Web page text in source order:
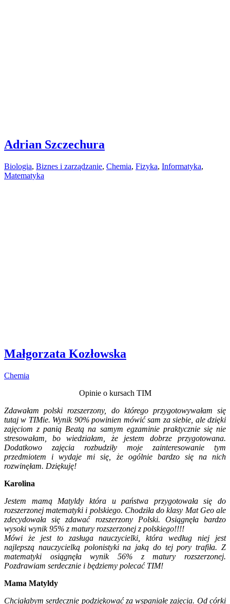
Adrian Szczechura
Biologia, Biznes i zarządzanie, Chemia, Fizyka, Informatyka,
Matematyka
Małgorzata Kozłowska
Chemia
Opinie o kursach TIM
Zdawałam polski rozszerzony, do którego przygotowywałam się
tutaj w TIMie. Wynik 90% powinien mówić sam za siebie, ale dzięki
zajęciom z panią Beatą na samym egzaminie praktycznie się nie
stresowałam, bo wiedziałam, że jestem dobrze przygotowana.
Dodatkowo zajęcia rozbudziły moje zainteresowanie tym
przedmiotem i wydaje mi się, że ogólnie bardzo się na nich
rozwinęłam. Dziękuję!
Karolina
Jestem mamą Matyldy która u państwa przygotowała się do
rozszerzonej matematyki i polskiego. Chodziła do klasy Mat Geo ale
zdecydowała się zdawać rozszerzony Polski. Osiągnęła bardzo
wysoki wynik 95% z matury rozszerzonej z polskiego!!!!
Mówi że jest to zasługa nauczycielki, która według niej jest
najlepszą nauczycielką polonistyki na jaką do tej pory trafiła. Z
matematyki osiągnęła wynik 56% z matury rozszerzonej.
Pozdrawiam serdecznie i będziemy polecać TIM!
Mama Matyldy
Chciałabym serdecznie podziękować za wspaniałe zajęcia. Od córki